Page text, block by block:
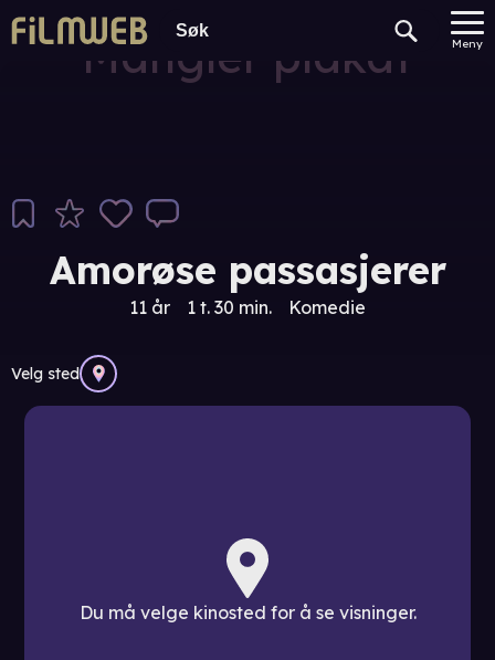
Meny
Mangler plakat
Amorøse passasjerer
11 år 1 t. 30 min. Komedie
Velg sted
Du må velge kinosted for å se visninger.